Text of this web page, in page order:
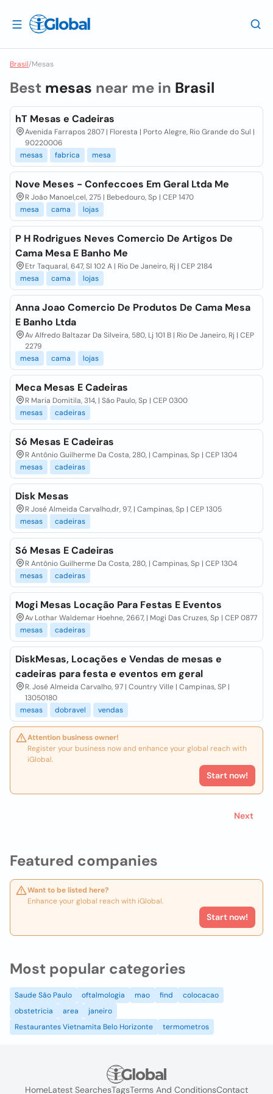
Brasil/Mesas
Featured companies
Want to be listed here?
Enhance your global reach with iGlobal.
Start now!
Best mesas near me in Brasil
hT Mesas e Cadeiras
Avenida Farrapos 2807 | Floresta | Porto Alegre, Rio Grande do Sul |
90220006
mesas
fabrica mesa
Nove Meses - Confeccoes Em Geral Ltda Me
R João Manoel,cel, 275 | Bebedouro, Sp | CEP 1470
mesa
cama lojas
P H Rodrigues Neves Comercio De Artigos De
Cama Mesa E Banho Me
Etr Taquaral, 647, Sl 102 A | Rio De Janeiro, Rj | CEP 2184
mesa
cama lojas
Anna Joao Comercio De Produtos De Cama Mesa
E Banho Ltda
Av Alfredo Baltazar Da Silveira, 580, Lj 101 B | Rio De Janeiro, Rj | CEP
2279
mesa
cama lojas
Meca Mesas E Cadeiras
R Maria Domitila, 314, | São Paulo, Sp | CEP 0300
mesas
cadeiras
Só Mesas E Cadeiras
R Antônio Guilherme Da Costa, 280, | Campinas, Sp | CEP 1304
mesas
cadeiras
Disk Mesas
R José Almeida Carvalho,dr, 97, | Campinas, Sp | CEP 1305
mesas
cadeiras
Só Mesas E Cadeiras
R Antônio Guilherme Da Costa, 280, | Campinas, Sp | CEP 1304
mesas
cadeiras
Mogi Mesas Locação Para Festas E Eventos
Av Lothar Waldemar Hoehne, 2667, | Mogi Das Cruzes, Sp | CEP 0877
mesas
cadeiras
DiskMesas, Locações e Vendas de mesas e
cadeiras para festa e eventos em geral
R. José Almeida Carvalho, 97 | Country Ville | Campinas, SP |
13050180
mesas
dobravel vendas
Attention business owner!
Register your business now and enhance your global reach with
iGlobal.
Start now!
Next
Most popular categories
Saude São Paulo oftalmologia mao find
colocacao
obstetricia
area
janeiro
Restaurantes Vietnamita Belo Horizonte
termometros
HomeLatest SearchesTagsTerms And ConditionsContact